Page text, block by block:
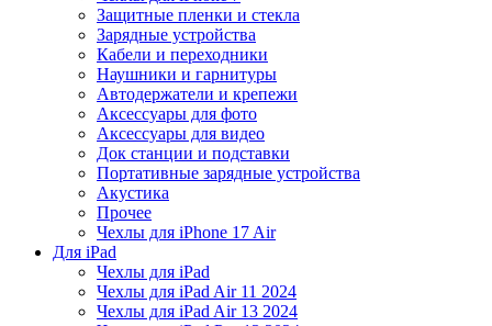
Защитные пленки и стекла
Зарядные устройства
Кабели и переходники
Наушники и гарнитуры
Автодержатели и крепежи
Аксессуары для фото
Аксессуары для видео
Док станции и подставки
Портативные зарядные устройства
Акустика
Прочее
Чехлы для iPhone 17 Air
Для iPad
Чехлы для iPad
Чехлы для iPad Air 11 2024
Чехлы для iPad Air 13 2024